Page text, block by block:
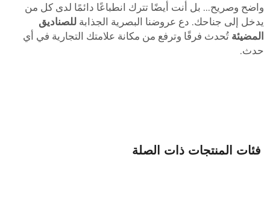
وصريح... بل أنت أيضًا تترك انطباعًا دائمًا لدى كل من
إلى جناحك. دع عروضنا البصرية الجذابةللصناديق
تُحدث فرقًا وترفع من مكانة علامتك التجارية في أي
فئات المنتجات ذات الصلة